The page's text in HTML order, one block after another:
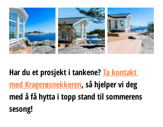
Har du et prosjekt i tankene? Ta kontakt
med Kragerøsnekkeren, så hjelper vi deg
med å få hytta i topp stand til sommerens
sesong!